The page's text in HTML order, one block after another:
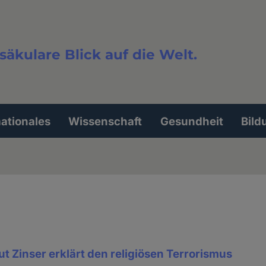
Blick auf die Welt.
Wissenschaft Gesundheit
Zinser erklärt den religiösen Terrorismus